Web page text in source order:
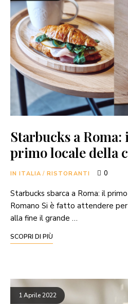
Starbucks a
primo locale della
IN ITALIA / RISTORANTI 0
Starbucks sbarca a Roma: il
Romano Si è fatto attendere
alla fine il grande …
SCOPRI DI PIÙ
1 Aprile 2022